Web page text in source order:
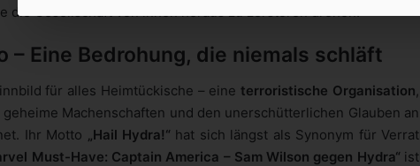
die Gesellschaft von innen heraus zu zerstören drohen.
– Eine Bedrohung, die niemals schläft
für alles Heimtückische – eineterroristische Organisation
Machenschaften und den unerschütterlichen Glauben an
Ihr Motto „Hail Hydra!“ hat sich längst als Synonym für Verrat
Must-Have: Captain America – Sam Wilson gegen Hydra“ ist